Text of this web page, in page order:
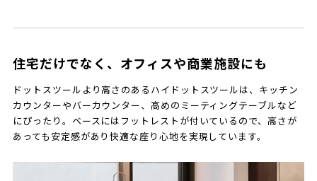
住宅だけでなく、オフィスや商業施設にも
ドットスツールより高さのあるハイドットスツールは、キッチン
カウンターやバーカウンター、高めのミーティングテーブルなど
にぴったり。ベースにはフットレストが付いているので、高さが
あっても安定感があり快適な座り心地を実現しています。